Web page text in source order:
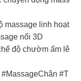
massage linh hoạt
nổi 3D
độ chườm ấm lê
#T